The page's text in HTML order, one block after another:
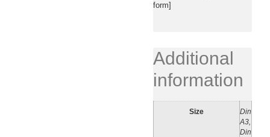
form]
Additional
information
Size
Din
A3,
Din